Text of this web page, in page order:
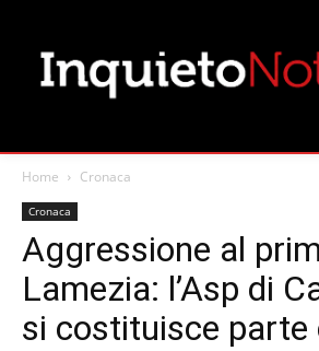
Home Cronaca
Cronaca
Aggressione al
Lamezia: l’Asp di
si costituisce parte